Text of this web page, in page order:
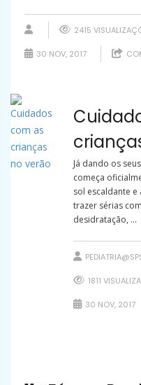
2415
30 NOV, 2017
Já dando os
começa
sol escaldante
trazer sérias
desidratação, ...
1811
30 NOV, 2017